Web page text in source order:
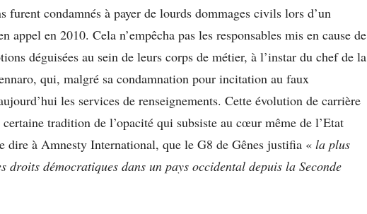
furent condamnés à payer de lourds dommages civils lors d’un
appel en 2010. Cela n’empêcha pas les responsables mis en cause de
déguisées au sein de leurs corps de métier, à l’instar du chef de la
qui, malgré sa condamnation pour incitation au faux
les services de renseignements. Cette évolution de carrière
tradition de l’opacité qui subsiste au cœur même de l’Etat
dire à Amnesty International, que le G8 de Gênes justifia « la plus
droits démocratiques dans un pays occidental depuis la Seconde